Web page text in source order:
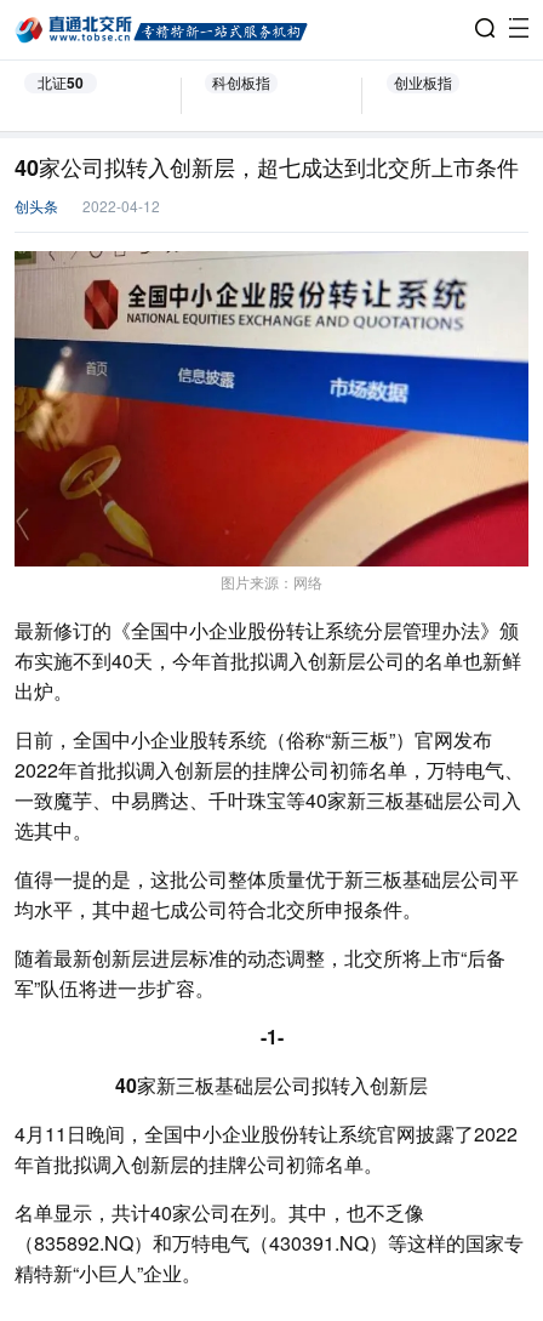
北证50 科创板指 创业板指
40家公司拟转入创新层，超七成达到北交所上市条件
创头条 2022-04-12
图片来源：网络
最新修订的《全国中小企业股份转让系统分层管理办法》颁
布实施不到40天，今年首批拟调入创新层公司的名单也新鲜
出炉。
日前，全国中小企业股转系统（俗称“新三板”）官网发布
2022年首批拟调入创新层的挂牌公司初筛名单，万特电气、
一致魔芋、中易腾达、千叶珠宝等40家新三板基础层公司入
选其中。
值得一提的是，这批公司整体质量优于新三板基础层公司平
均水平，其中超七成公司符合北交所申报条件。
随着最新创新层进层标准的动态调整，北交所将上市“后备
军”队伍将进一步扩容。
-1-
40家新三板基础层公司拟转入创新层
4月11日晚间，全国中小企业股份转让系统官网披露了2022
年首批拟调入创新层的挂牌公司初筛名单。
名单显示，共计40家公司在列。其中，也不乏像
（835892.NQ）和万特电气（430391.NQ）等这样的国家专
精特新“小巨人”企业。